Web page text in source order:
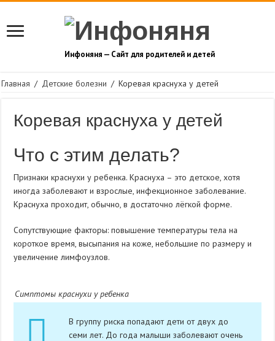
Инфоняня — Сайт для родителей и детей
Главная / Детские болезни / Коревая краснуха у детей
Коревая краснуха у детей
Что с этим делать?
Признаки краснухи у ребенка. Краснуха – это детское, хотя
иногда заболевают и взрослые, инфекционное заболевание.
Краснуха проходит, обычно, в достаточно лёгкой форме.
Сопутствующие факторы: повышение температуры тела на
короткое время, высыпания на коже, небольшие по размеру и
увеличение лимфоузлов.
Симптомы краснухи у ребенка
В группу риска попадают дети от двух до
семи лет. До года малыши заболевают очень